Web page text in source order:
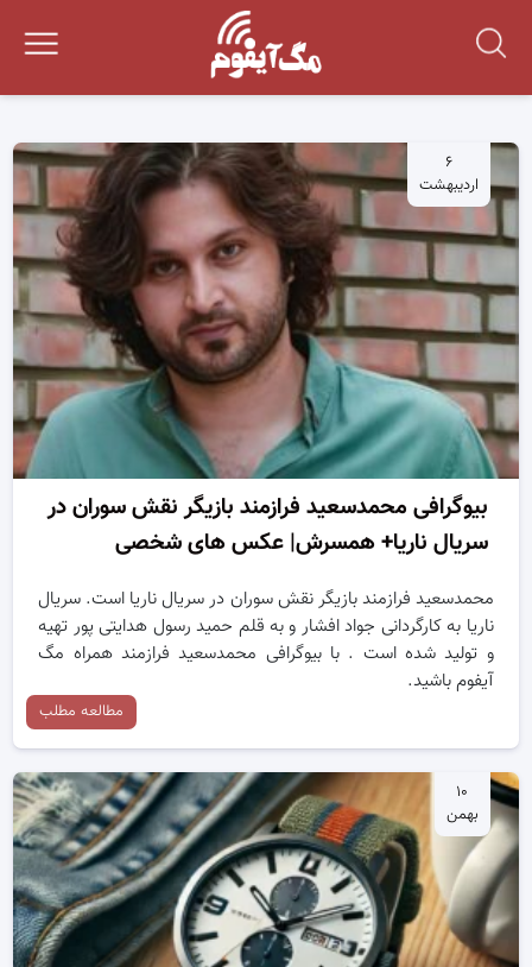
۶
اردیبهشت
بیوگرافی محمدسعید فرازمند بازیگر نقش سوران در
سریال ناریا+ همسرش| عکس های شخصی
محمدسعید فرازمند بازیگر نقش سوران در سریال ناریا است. سریال
ناریا به کارگردانی جواد افشار و به قلم حمید رسول هدایتی پور تهیه
و تولید شده است . با بیوگرافی محمدسعید فرازمند همراه مگ
آیفوم باشید.
مطالعه مطلب
۱۰
بهمن